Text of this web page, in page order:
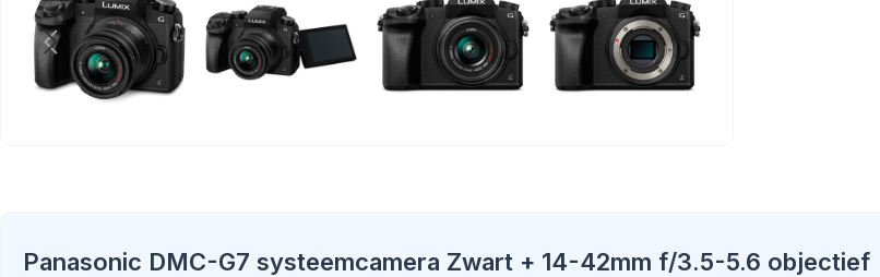
Panasonic DMC-G7 systeemcamera Zwart + 14-42mm f/3.5-5.6 objectief